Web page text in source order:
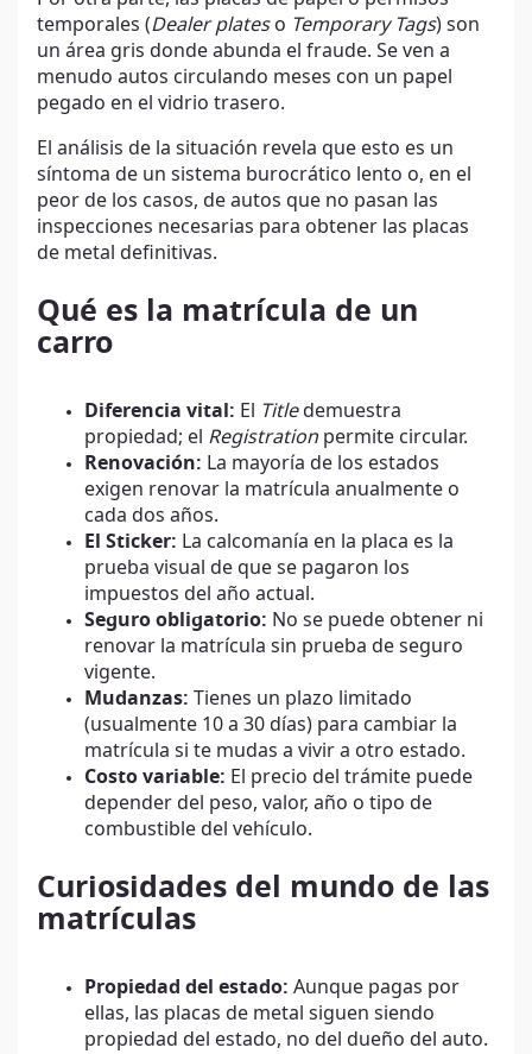
temporales (Dealer plateso Temporary Tags) son
un área gris donde abunda el fraude. Se ven a
menudo autos circulando meses con un papel
pegado en el vidrio trasero.
El análisis de la situación revela que esto es un
síntoma de un sistema burocrático lento o, en el
peor de los casos, de autos que no pasan las
inspecciones necesarias para obtener las placas
de metal definitivas.
Qué es la matrícula de un
carro
Diferencia vital: El Titledemuestra
propiedad; el
Registration permite circular.
Renovación: La mayoría de los estados
exigen renovar la matrícula anualmente o
cada dos años.
El Sticker: La calcomanía en la placa es la
prueba visual de que se pagaron los
impuestos del año actual.
Seguro obligatorio: No se puede obtener ni
renovar la matrícula sin prueba de seguro
vigente.
Mudanzas: Tienes un plazo limitado
(usualmente 10 a 30 días) para cambiar la
matrícula si te mudas a vivir a otro estado.
Costo variable: El precio del trámite puede
depender del peso, valor, año o tipo de
combustible del vehículo.
Curiosidades del mundo de las
matrículas
Propiedad del estado: Aunque pagas por
ellas, las placas de metal siguen siendo
propiedad del estado, no del dueño del auto.